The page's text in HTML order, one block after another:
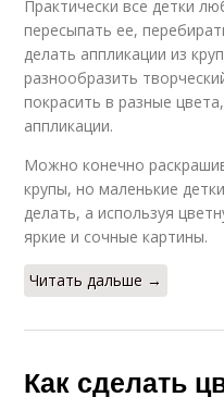
Практически все детки
пересыпать ее,
делать аппликации из
разнообразить
покрасить в разные
аппликации.
Можно конечно
крупы, но маленькие
делать, а используя
яркие и сочные картины.
Читать дальше →
Как сделать